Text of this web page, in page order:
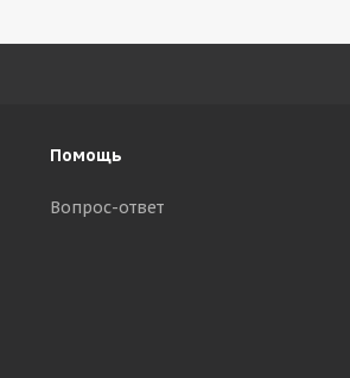
Помощь
Вопрос-ответ